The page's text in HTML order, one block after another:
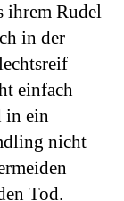
ihrem Rudel
in der
einfach
in ein
nicht
Tod.